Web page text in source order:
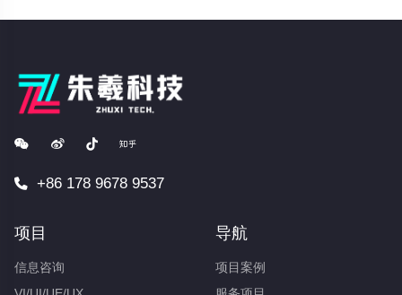
+86 178 9678 9537
项目
信息咨询
导航
项目案例